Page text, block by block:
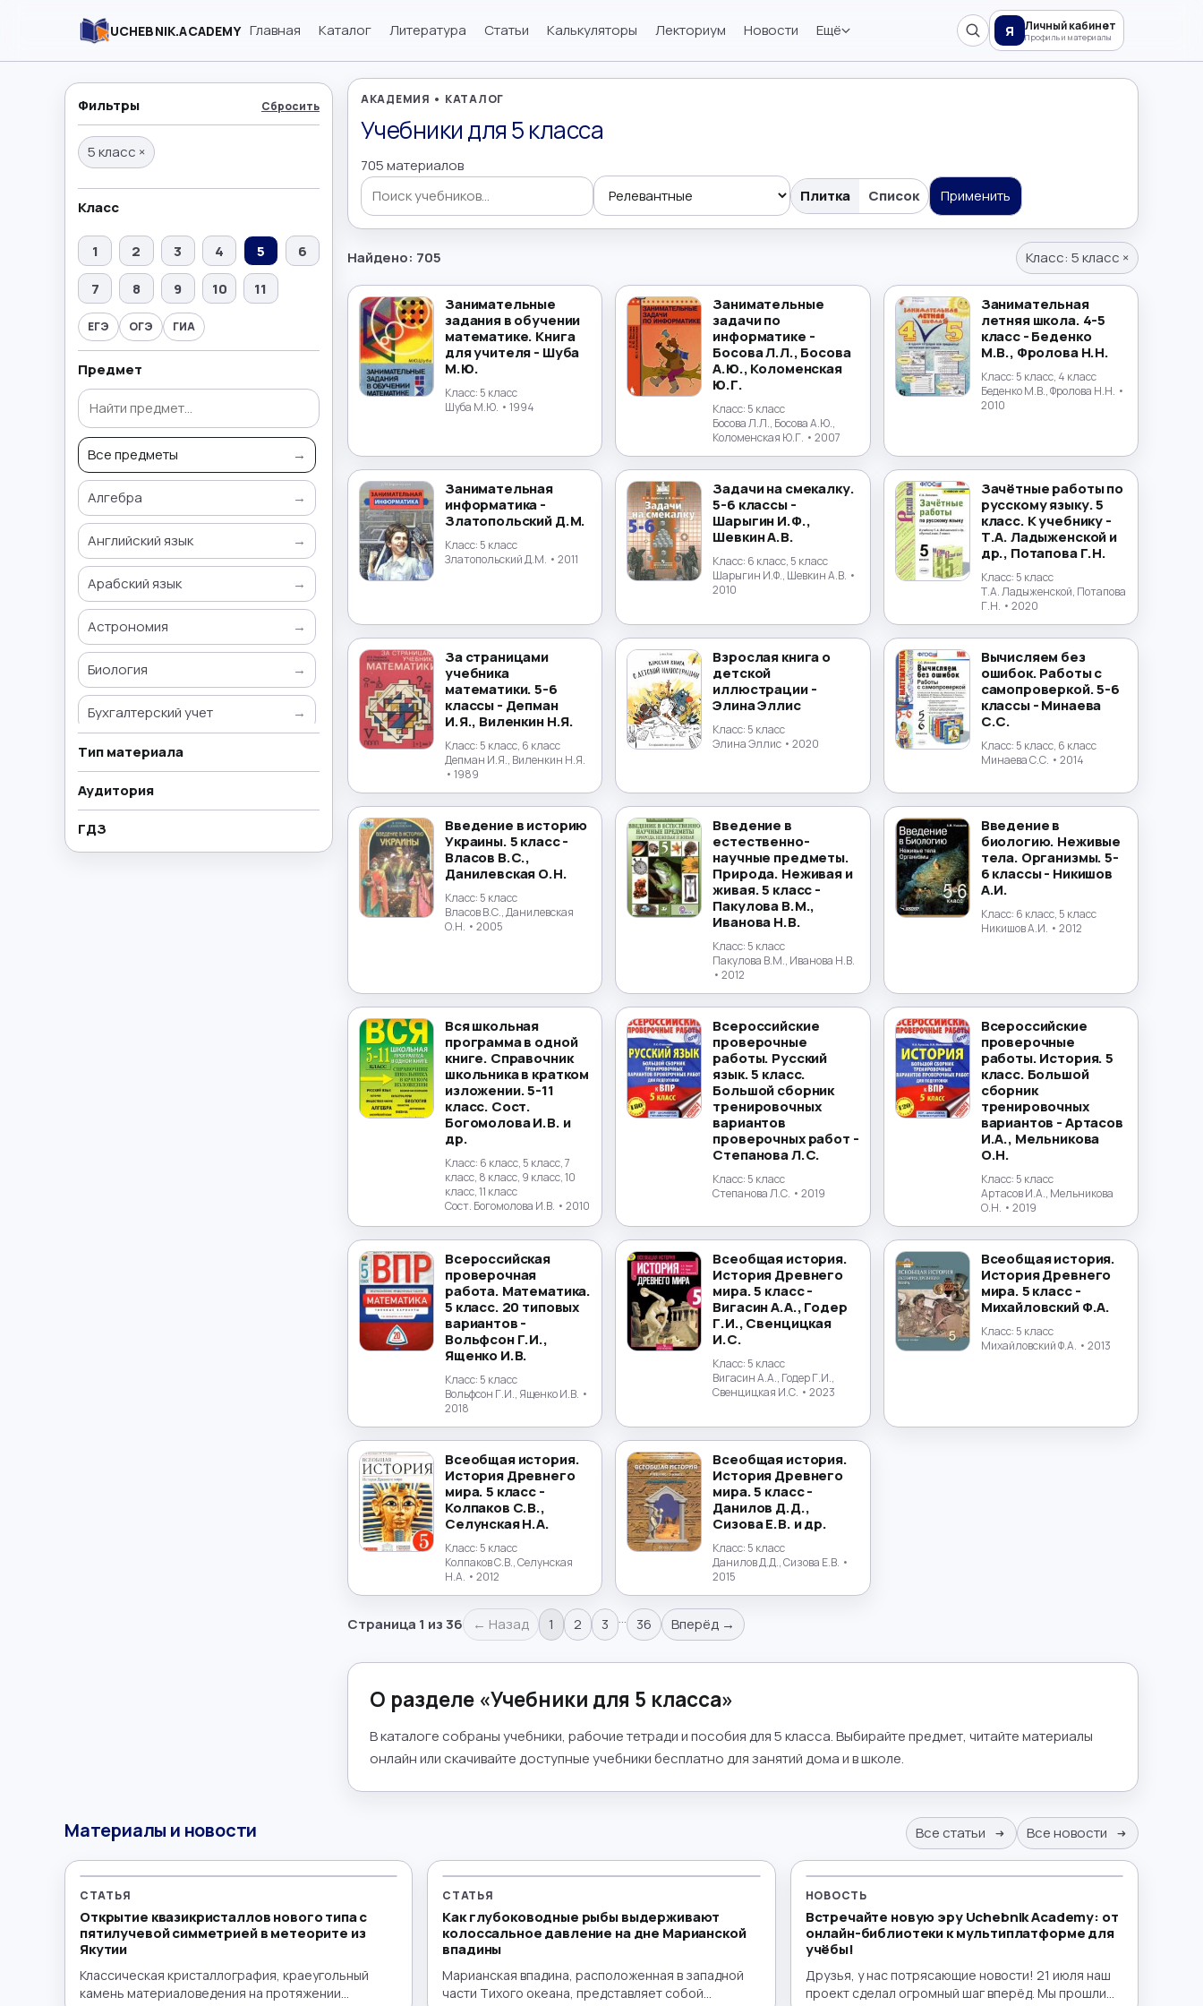
UCHEBNIK.ACADEMY Главная Каталог Литература Статьи Калькуляторы Лекториум Новости Ещё Я Личный кабинет
Профиль и материалы
Фильтры Сбросить
5 класс ×
Класс
1 2 3 4 5
6
7
8 9 10 11
ЕГЭ ОГЭ ГИА
Предмет
Все предметы →
Алгебра →
Английский язык →
Арабский язык →
Астрономия →
Биология →
Бухгалтерский учет →
Всемирная история
География
Геометрия
ОБЖ
Обществознание →
Окружающий мир →
Польский язык
Португальский язык →
Тип материала
Аудитория
ГДЗ
АКАДЕМИЯ • КАТАЛОГ
Учебники для 5 класса
705 материалов
Поиск учебников Плитка Список Применить
Найдено: 705 Класс: 5 класс ×
Занимательные
задания в обучении
математике. Книга
для учителя - Шуба
М.Ю.
Класс: 5 класс
Шуба М.Ю. • 1994
Занимательные
задачи по
информатике -
Босова Л.Л., Босова
А.Ю., Коломенская
Ю.Г.
Класс: 5 класс
Босова Л.Л., Босова А.Ю.,
Коломенская Ю.Г. • 2007
Занимательная
летняя школа. 4-5
класс - Беденко
М.В., Фролова Н.Н.
Класс: 5 класс, 4 класс
Беденко М.В., Фролова Н.Н. •
2010
Занимательная
информатика -
Златопольский Д.М.
Класс: 5 класс
Златопольский Д.М. • 2011
Задачи на смекалку.
5-6 классы -
Шарыгин И.Ф.,
Шевкин А.В.
Класс: 6 класс, 5 класс
Шарыгин И.Ф., Шевкин А.В. •
2010
Зачётные работы по
русскому языку. 5
класс. К учебнику -
Т.А. Ладыженской и
др., Потапова Г.Н.
Класс: 5 класс
Т.А. Ладыженской, Потапова
Г.Н. • 2020
За страницами
учебника
математики. 5-6
классы - Депман
И.Я., Виленкин Н.Я.
Класс: 5 класс, 6 класс
Депман И.Я., Виленкин Н.Я.
• 1989
Взрослая книга о
детской
иллюстрации -
Элина Эллис
Класс: 5 класс
Элина Эллис • 2020
Вычисляем без
ошибок. Работы с
самопроверкой. 5-6
классы - Минаева
С.С.
Класс: 5 класс, 6 класс
Минаева С.С. • 2014
Введение в историю
Украины. 5 класс -
Власов В.С.,
Данилевская О.Н.
Класс: 5 класс
Власов В.С., Данилевская
О.Н. • 2005
Введение в
естественно-
научные предметы.
Природа. Неживая и
живая. 5 класс -
Пакулова В.М.,
Иванова Н.В.
Класс: 5 класс
Пакулова В.М., Иванова Н.В.
• 2012
Введение в
биологию. Неживые
тела. Организмы. 5-
6 классы - Никишов
А.И.
Класс: 6 класс, 5 класс
Никишов А.И. • 2012
Вся школьная
программа в одной
книге. Справочник
школьника в кратком
изложении. 5-11
класс. Сост.
Богомолова И.В. и
др.
Класс: 6 класс, 5 класс, 7
класс, 8 класс, 9 класс, 10
класс, 11 класс
Сост. Богомолова И.В. • 2010
Всероссийские
проверочные
работы. Русский
язык. 5 класс.
Большой сборник
тренировочных
вариантов
проверочных работ -
Степанова Л.С.
Класс: 5 класс
Степанова Л.С. • 2019
Всероссийские
проверочные
работы. История. 5
класс. Большой
сборник
тренировочных
вариантов - Артасов
И.А., Мельникова
О.Н.
Класс: 5 класс
Артасов И.А., Мельникова
О.Н. • 2019
Всероссийская
проверочная
работа. Математика.
5 класс. 20 типовых
вариантов -
Вольфсон Г.И.,
Ященко И.В.
Класс: 5 класс
Вольфсон Г.И., Ященко И.В. •
2018
Всеобщая история.
История Древнего
мира. 5 класс -
Вигасин А.А., Годер
Г.И., Свенцицкая
И.С.
Класс: 5 класс
Вигасин А.А., Годер Г.И.,
Свенцицкая И.С. • 2023
Всеобщая история.
История Древнего
мира. 5 класс -
Михайловский Ф.А.
Класс: 5 класс
Михайловский Ф.А. • 2013
Всеобщая история.
История Древнего
мира. 5 класс -
Колпаков С.В.,
Селунская Н.А.
Класс: 5 класс
Колпаков С.В., Селунская
Н.А. • 2012
Всеобщая история.
История Древнего
мира. 5 класс -
Данилов Д.Д.,
Сизова Е.В. и др.
Класс: 5 класс
Данилов Д.Д., Сизова Е.В. •
2015
Страница 1 из36 ← Назад 1 2 3 … 36 Вперёд →
О разделе «Учебники для 5 класса»
В каталоге собраны учебники, рабочие тетради и пособия для 5 класса. Выбирайте предмет, читайте материалы
онлайн или скачивайте доступные учебники бесплатно для занятий дома и в школе.
Материалы и новости Все статьи Все новости
СТАТЬЯ
Открытие квазикристаллов нового типа с
пятилучевой симметрией в метеорите из
Якутии
Классическая кристаллография, краеугольный
камень материаловедения на протяжении
СТАТЬЯ
Как глубоководные рыбы выдерживают
колоссальное давление на дне Марианской
впадины
Марианская впадина, расположенная в западной
части Тихого океана, представляет собой
НОВОСТЬ
Встречайте новую эру Uchebnik Academy: от
онлайн-библиотеки к мультиплатформе для
учёбы!
Друзья, у нас потрясающие новости! 21 июля наш
проект сделал огромный шаг вперёд. Мы прошли